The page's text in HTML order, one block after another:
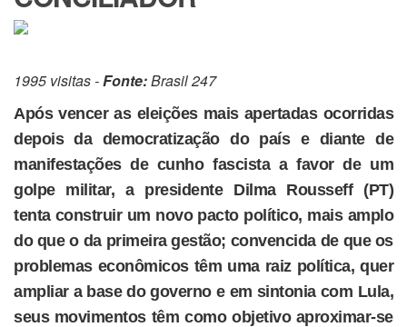
1995 visitas -Fonte:Brasil 247
Após vencer as eleições mais apertadas ocorridas
depois da democratização do país e diante de
manifestações de cunho fascista a favor de um
golpe militar, a presidente Dilma Rousseff (PT)
tenta construir um novo pacto político, mais amplo
do que o da primeira gestão; convencida de que os
problemas econômicos têm uma raiz política, quer
ampliar a base do governo e em sintonia com Lula,
seus movimentos têm como objetivo aproximar-se